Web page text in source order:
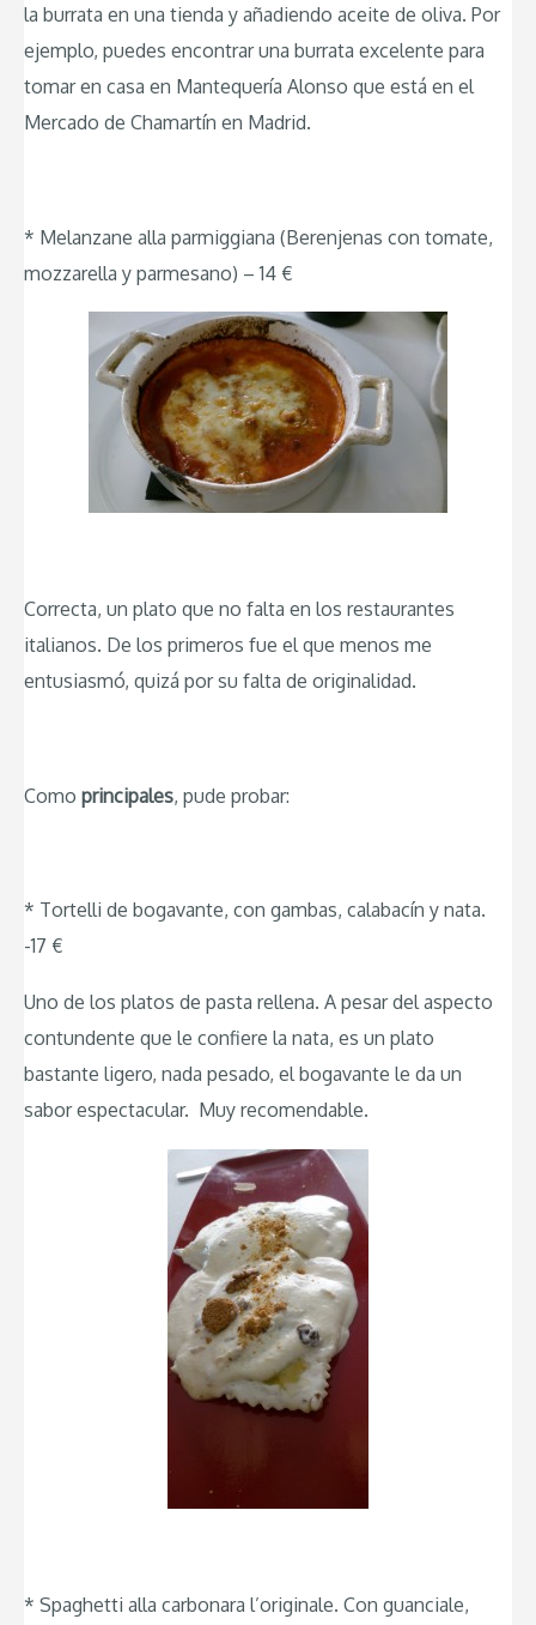
la burrata en una tienda y añadiendo aceite de oliva. Por
ejemplo, puedes encontrar una burrata excelente para
tomar en casa en Mantequería Alonso que está en el
Mercado de Chamartín en Madrid.
* Melanzane alla parmiggiana (Berenjenas con tomate,
mozzarella y parmesano) – 14 €
Correcta, un plato que no falta en los restaurantes
italianos. De los primeros fue el que menos me
entusiasmó, quizá por su falta de originalidad.
Como principales, pude probar:
* Tortelli de bogavante, con gambas, calabacín y nata.
-17 €
Uno de los platos de pasta rellena. A pesar del aspecto
contundente que le confiere la nata, es un plato
bastante ligero, nada pesado, el bogavante le da un
sabor espectacular. Muy recomendable.
* Spaghetti alla carbonara l’originale. Con guanciale,